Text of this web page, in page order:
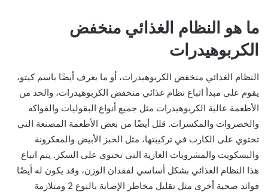
ما هو النظام الغذائي منخفض
الكربوهيدرات
النظام الغذائي منخفض الكربوهيدرات، أو ما يعرف أيضًا باسم كيتو،
يقوم على مبدأ اتباع نظام غذائي منخفض الكربوهيدرات، والحد من
الأطعمة عالية الكربوهيدرات مثل جميع أنواع البقوليات والفواكه
والخضروات والمكسرات. قلل أيضًا من بعض الأطعمة المصنعة التي
تحتوي على الكارب في تركيبتها، مثل الخبز الأبيض والمعكرونة
والبسكويت والمشروبات الغازية التي تحتوي على السكر. يتم اتباع
هذا النظام الغذائي بشكل أساسي لفقدان الوزن، وقد يكون له أيضًا
فوائد صحية أخرى مثل تقليل مخاطر الإصابة بالنوع 2 ومتلازمة